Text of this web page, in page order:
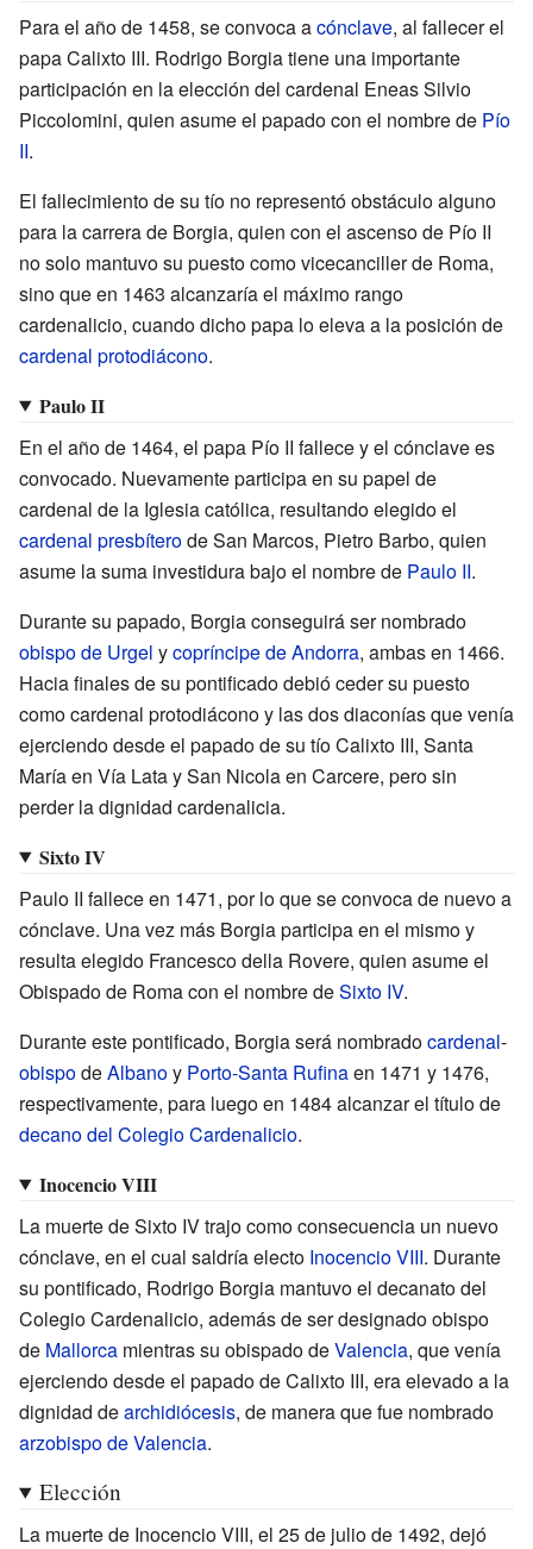
Para el año de 1458, se convoca acónclave, al fallecer el
papa Calixto III. Rodrigo Borgia tiene una importante
participación en la elección del cardenal Eneas Silvio
Piccolomini, quien asume el papado con el nombre de Pío
II.
El fallecimiento de su tío no representó obstáculo alguno
para la carrera de Borgia, quien con el ascenso de Pío II
no solo mantuvo su puesto como vicecanciller de Roma,
sino que en 1463 alcanzaría el máximo rango
cardenalicio, cuando dicho papa lo eleva a la posición de
cardenal protodiácono.
Paulo II
En el año de 1464, el papa Pío II fallece y el cónclave es
convocado. Nuevamente participa en su papel de
cardenal de la Iglesia católica, resultando elegido el
cardenal presbíterode San Marcos, Pietro Barbo, quien
asume la suma investidura bajo el nombre de Paulo II.
Durante su papado, Borgia conseguirá ser nombrado
obispo de Urgel ycopríncipe de Andorra, ambas en 1466.
Hacia finales de su pontificado debió ceder su puesto
como cardenal protodiácono y las dos diaconías que venía
ejerciendo desde el papado de su tío Calixto III, Santa
María en Vía Lata y San Nicola en Carcere, pero sin
perder la dignidad cardenalicia.
Sixto IV
Paulo II fallece en 1471, por lo que se convoca de nuevo a
cónclave. Una vez más Borgia participa en el mismo y
resulta elegido Francesco della Rovere, quien asume el
Obispado de Roma con el nombre deSixto IV.
Durante este pontificado, Borgia será nombradocardenal-
obispodeAlbanoy Porto-Santa Rufinaen 1471 y 1476,
respectivamente, para luego en 1484 alcanzar el título de
decano del Colegio Cardenalicio.
Inocencio VIII
La muerte de Sixto IV trajo como consecuencia un nuevo
cónclave, en el cual saldría electo Inocencio VIII. Durante
su pontificado, Rodrigo Borgia mantuvo el decanato del
Colegio Cardenalicio, además de ser designado obispo
de Mallorca mientras su obispado deValencia, que venía
ejerciendo desde el papado de Calixto III, era elevado a la
dignidad dearchidiócesis, de manera que fue nombrado
arzobispo de Valencia.
Elección
La muerte de Inocencio VIII, el 25 de julio de 1492, dejó